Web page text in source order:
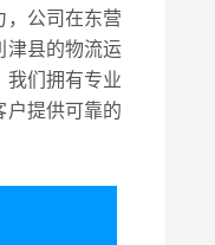
，公司在东营
津县的物流运
我们拥有专业
户提供可靠的